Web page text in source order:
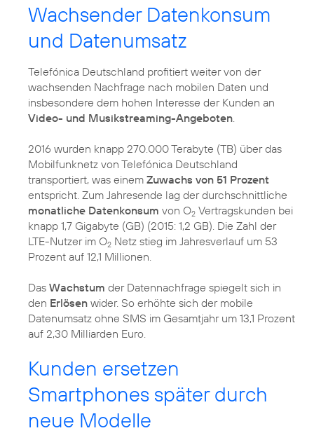
Wachsender Datenkonsum
und Datenumsatz
Telefónica Deutschland profitiert weiter von der
wachsenden Nachfrage nach mobilen Daten und
insbesondere dem hohen Interesse der Kunden an
Video- und Musikstreaming-Angeboten
2016 wurden knapp 270.000 Terabyte (TB) über das
Mobilfunknetz von Telefónica Deutschland
transportiert, was einem Zuwachs von 51 Prozent
entspricht. Zum Jahresende lag der durchschnittliche
monatliche Datenkonsum von O2 Vertragskunden bei
knapp 1,7 Gigabyte (GB) (2015: 1,2 GB). Die Zahl der
LTE-Nutzer im O2 Netz stieg im Jahresverlauf um 53
Prozent auf 12,1 Millionen.
Das Wachstum der Datennachfrage spiegelt sich in
den Erlösen wider. So erhöhte sich der mobile
Datenumsatz ohne SMS im Gesamtjahr um 13,1 Prozent
auf 2,30 Milliarden Euro.
Kunden ersetzen
Smartphones später durch
neue Modelle